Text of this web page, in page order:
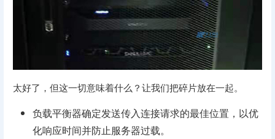
太好了，但这一切意味着什么？让我们把碎片放在一起。
负载平衡器确定发送传入连接请求的最佳位置，以优
化响应时间并防止服务器过载。